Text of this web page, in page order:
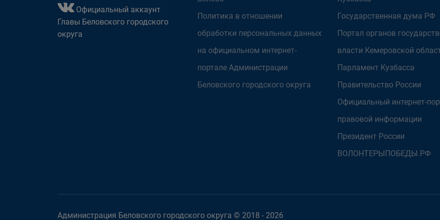
Официальный аккаунт
Главы Беловского городского
округа
Политика в отношении
обработки персональных данных
на официальном интернет-
портале Администрации
Беловского городского округа
Государственная дума РФ
Портал органов
власти Кемеровской
Парламент Кузбасса
Правительство России
Официальный интернет-
правовой информации
Президент России
ВОЛОНТЕРЫПОБЕДЫ.РФ
Администрация Беловского городского округа © 2018 - 2026